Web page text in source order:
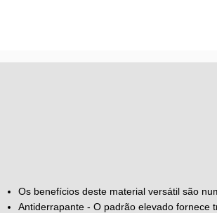
Os benefícios deste material versátil são
Antiderrapante - O padrão elevado fornece